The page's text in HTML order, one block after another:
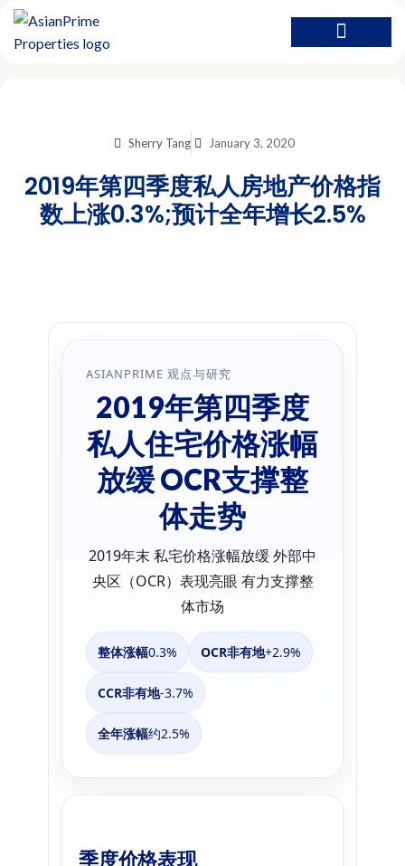
Sherry Tang January 3, 2020
2019年第四季度私人房地产价格指
数上涨0.3%;预计全年增长2.5%
ASIANPRIME 观点与研究
2019年第四季度
私人住宅价格涨幅
放缓 OCR支撑整
体走势
2019年末 私宅价格涨幅放缓 外部中
央区（OCR）表现亮眼 有力支撑整
体市场
整体涨幅0.3% OCR非有地+2.9%
CCR非有地-3.7%
全年涨幅约2.5%
季度价格表现